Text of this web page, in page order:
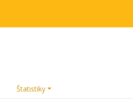
Štatistiky